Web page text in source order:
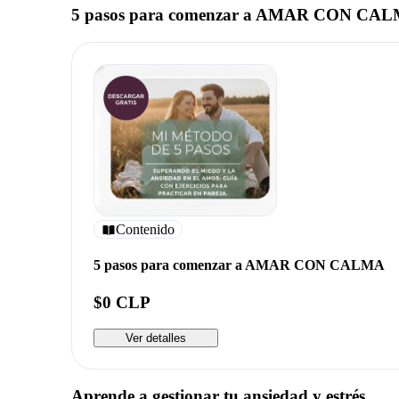
5 pasos para comenzar a AMAR CON
Contenido
5 pasos para comenzar a AMAR CON CALMA
$0 CLP
Ver detalles